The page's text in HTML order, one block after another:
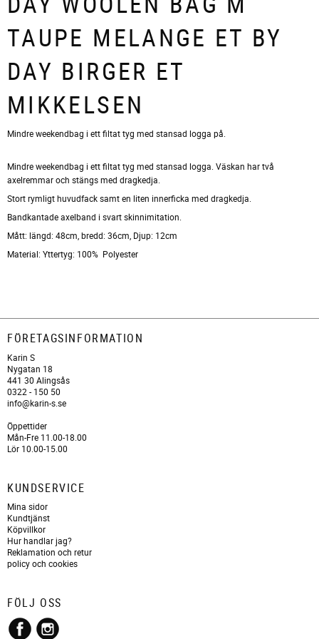
TAUPE MELANGE ET BY
DAY BIRGER ET
MIKKELSEN
​Mindre weekendbag i ett filtat tyg med stansad logga på.
Mindre weekendbag i ett filtat tyg med stansad logga. Väskan har två
axelremmar och stängs med dragkedja.
Stort rymligt huvudfack samt en liten innerficka med dragkedja.
Bandkantade axelband i svart skinnimitation.
Mått: längd: 48cm, bredd: 36cm, Djup: 12cm
Material: Yttertyg: 100% Polyester
FÖRETAGSINFORMATION
Karin S
Nygatan 18
441 30 Alingsås
0322 - 150 50
info@karin-s.se
Öppettider
Mån-Fre 11.00-18.00
Lör 10.00-15.00
KUNDSERVICE
Mina sidor
Kundtjänst
Köpvillkor
Hur handlar jag?
Reklamation och retur
policy och cookies
FÖLJ OSS